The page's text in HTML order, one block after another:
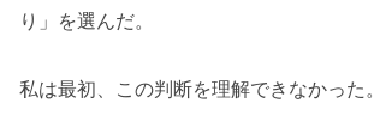
り」を選んだ。
私は最初、この判断を理解できなかった。